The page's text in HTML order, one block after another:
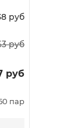
руб
руб
руб
пар